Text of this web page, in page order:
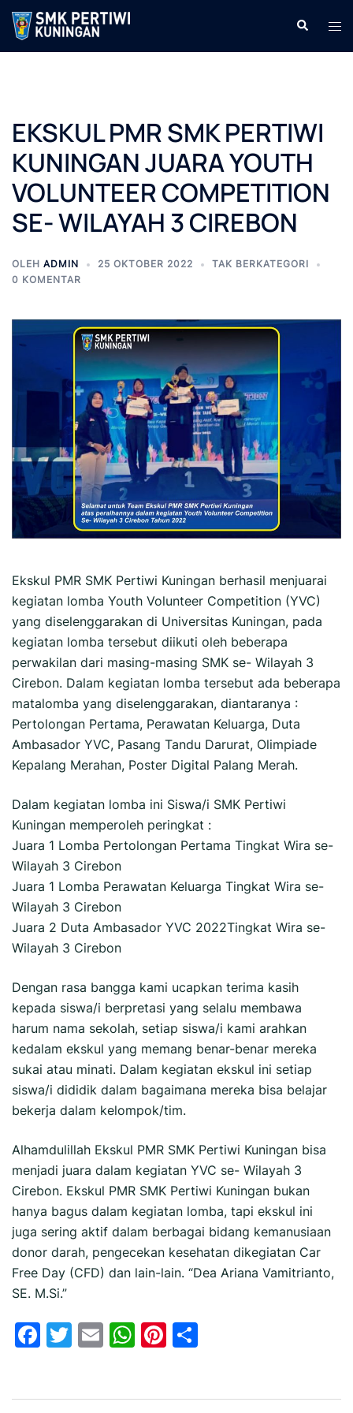
Langsung
isi
Cari
EKSKUL PMR SMK PERTIWI
KUNINGAN JUARA YOUTH
VOLUNTEER COMPETITION
SE- WILAYAH 3 CIREBON
OLEH ADMIN 25 OKTOBER 2022
TAK BERKATEGORI
0 KOMENTAR
Ekskul PMR SMK Pertiwi Kuningan berhasil menjuarai
kegiatan lomba Youth Volunteer Competition (YVC)
yang diselenggarakan di Universitas Kuningan, pada
kegiatan lomba tersebut diikuti oleh beberapa
perwakilan dari masing-masing SMK se- Wilayah 3
Cirebon. Dalam kegiatan lomba tersebut ada beberapa
matalomba yang diselenggarakan, diantaranya :
Pertolongan Pertama, Perawatan Keluarga, Duta
Ambasador YVC, Pasang Tandu Darurat, Olimpiade
Kepalang Merahan, Poster Digital Palang Merah.
Dalam kegiatan lomba ini Siswa/i SMK Pertiwi
Kuningan memperoleh peringkat :
Juara 1 Lomba Pertolongan Pertama Tingkat Wira se-
Wilayah 3 Cirebon
Juara 1 Lomba Perawatan Keluarga Tingkat Wira se-
Wilayah 3 Cirebon
Juara 2 Duta Ambasador YVC 2022Tingkat Wira se-
Wilayah 3 Cirebon
Dengan rasa bangga kami ucapkan terima kasih
kepada siswa/i berpretasi yang selalu membawa
harum nama sekolah, setiap siswa/i kami arahkan
kedalam ekskul yang memang benar-benar mereka
sukai atau minati. Dalam kegiatan ekskul ini setiap
siswa/i dididik dalam bagaimana mereka bisa belajar
bekerja dalam kelompok/tim.
Alhamdulillah Ekskul PMR SMK Pertiwi Kuningan bisa
menjadi juara dalam kegiatan YVC se- Wilayah 3
Cirebon. Ekskul PMR SMK Pertiwi Kuningan bukan
hanya bagus dalam kegiatan lomba, tapi ekskul ini
juga sering aktif dalam berbagai bidang kemanusiaan
donor darah, pengecekan kesehatan dikegiatan Car
Free Day (CFD) dan lain-lain. “Dea Ariana Vamitrianto,
SE. M.Si.”
Facebook
Twitter
EmailWhatsApp
Pinterest